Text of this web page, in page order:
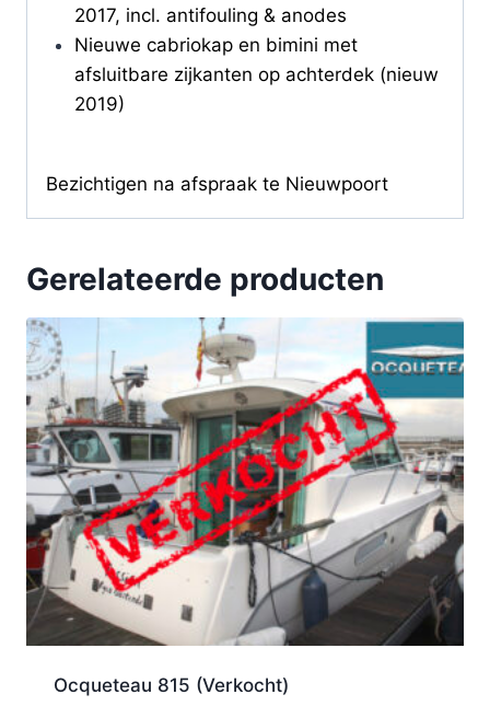
2017, incl. antifouling & anodes
Nieuwe cabriokap en bimini met
afsluitbare zijkanten op achterdek (nieuw
2019)
Bezichtigen na afspraak te Nieuwpoort
Gerelateerde producten
Ocqueteau 815 (Verkocht)